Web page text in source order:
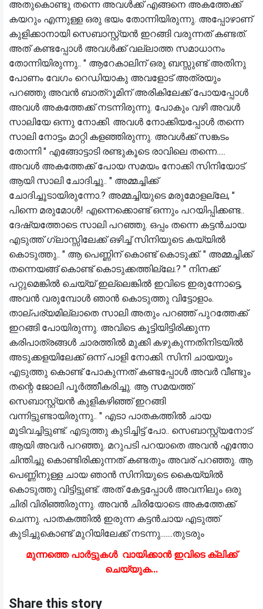
അതുകൊണ്ടു തന്നെ അവൾക്ക് എങ്ങനെ അകത്തേക്ക്
കയറും എന്നുള്ള ഒരു ഭയം തോന്നിയിരുന്നു. അപ്പോഴാണ്
കുളിക്കാനായി സെബാസ്റ്റ്യൻ ഇറങ്ങി വരുന്നത് കണ്ടത്.
അത് കണ്ടപ്പോൾ അവൾക്ക് വല്ലാത്ത സമാധാനം
തോന്നിയിരുന്നു.. " ആറേകാലിന് ഒരു ബസ്സുണ്ട് അതിനു
പോണം വേഗം റെഡിയാകു അവളോട് അത്രയും
പറഞ്ഞു അവൻ ബാത്റൂമിന് അരികിലേക്ക് പോയപ്പോൾ
അവൾ അകത്തേക്ക് നടന്നിരുന്നു. പോകും വഴി അവൾ
സാലിയേ ഒന്നു നോക്കി. അവൾ നോക്കിയപ്പോൾ തന്നെ
സാലി നോട്ടം മാറ്റി കളഞ്ഞിരുന്നു. അവൾക്ക് സങ്കടം
തോന്നി " എങ്ങോട്ടാടി രണ്ടുകൂടെ രാവിലെ തന്നെ.....
അവൾ അകത്തേക്ക് പോയ സമയം നോക്കി സിനിയോട്
ആയി സാലി ചോദിച്ചു.. " അമ്മച്ചിക്ക്
ചോദിച്ചൂടായിരുന്നോ.? അമ്മച്ചിയുടെ മരുമോളല്ലേ, "
പിന്നെ മരുമോൾ! എന്നെക്കൊണ്ട് ഒന്നും പറയിപ്പിക്കണ്ട..
ദേഷ്യത്തോടെ സാലി പറഞ്ഞു. ഒപ്പം തന്നെ കട്ടൻചായ
എടുത്ത് ഗ്ലാസ്സിലേക്ക് ഒഴിച്ച് സിനിയുടെ കയ്യിൽ
കൊടുത്തു.. " ആ പെണ്ണിന് കൊണ്ട് കൊടുക്ക്. " അമ്മച്ചിക്ക്
തന്നെയങ്ങ് കൊണ്ട് കൊടുക്കത്തില്ലേ.? " നിനക്ക്
പറ്റുമെങ്കിൽ ചെയ്യ് ഇല്ലെങ്കിൽ ഇവിടെ ഇരുന്നോട്ടെ,
അവൻ വരുമ്പോൾ ഞാൻ കൊടുത്തു വിട്ടോളാം.
താല്പര്യമില്ലാതെ സാലി അതും പറഞ്ഞ് പുറത്തേക്ക്
ഇറങ്ങി പോയിരുന്നു. അവിടെ കൂട്ടിയിട്ടിരിക്കുന്ന
കരിപാത്രങ്ങൾ ചാരത്തിൽ മുക്കി കഴുകുന്നതിനിടയിൽ
അടുക്കളയിലേക്ക് ഒന്ന് പാളി നോക്കി. സിനി ചായയും
എടുത്തു കൊണ്ട് പോകുന്നത് കണ്ടപ്പോൾ അവർ വീണ്ടും
തന്റെ ജോലി പൂർത്തീകരിച്ചു. ആ സമയത്ത്
സെബാസ്റ്റ്യൻ കുളികഴിഞ്ഞ് ഇറങ്ങി
വന്നിട്ടുണ്ടായിരുന്നു.. " എടാ പാതകത്തിൽ ചായ
മൂടിവച്ചിട്ടുണ്ട്. എടുത്തു കുടിച്ചിട്ട് പോ.. സെബാസ്റ്റ്യനോട്
ആയി അവർ പറഞ്ഞു. മറുപടി പറയാതെ അവൻ എന്തോ
ചിന്തിച്ചു കൊണ്ടിരിക്കുന്നത് കണ്ടതും അവര് പറഞ്ഞു. ആ
പെണ്ണിനുള്ള ചായ ഞാൻ സിനിയുടെ കൈയ്യിൽ
കൊടുത്തു വിട്ടിട്ടുണ്ട്. അത് കേട്ടപ്പോൾ അവനിലും ഒരു
ചിരി വിരിഞ്ഞിരുന്നു. അവൻ ചിരിയോടെ അകത്തേക്ക്
ചെന്നു. പാതകത്തിൽ ഇരുന്ന കട്ടൻചായ എടുത്ത്
കുടിച്ചുകൊണ്ട് മുറിയിലേക്ക് നടന്നു.......തുടരും
മുന്നത്തെ പാർട്ടുകൾ വായിക്കാൻ ഇവിടെ ക്ലിക്ക്
ചെയ്യുക...
Share this story